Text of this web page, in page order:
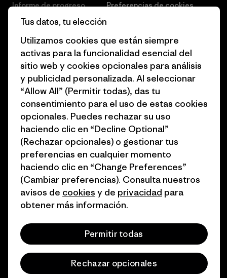
Informe de progreso
Business Unusual
Objetivos climáticos
1% for the Planet
Cómo financiamos
Tarjetas regalo
Encuentra una tienda
Preferencias de cookies
Empleo
Prensa
Programa para profesionales
del sector
Programa de afiliados
Mapa del sitio Patagonia
España
© 2026 Patagonia, Inc. Todos los derechos reservados.
español
Tus datos, tu elección
Utilizamos cookies que están siempre
activas para la funcionalidad esencial del
sitio web y cookies opcionales para análisis
y publicidad personalizada. Al seleccionar
“Allow All” (Permitir todas), das tu
consentimiento para el uso de estas cookies
opcionales. Puedes rechazar su uso
haciendo clic en “Decline Optional”
(Rechazar opcionales) o gestionar tus
preferencias en cualquier momento
haciendo clic en “Change Preferences”
(Cambiar preferencias). Consulta nuestros
avisos de cookies y de privacidad para
obtener más información.
Permitir todas
Rechazar opcionales